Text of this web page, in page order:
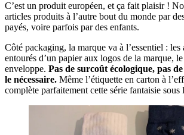
C’est un produit européen, et ça fait plaisir !
articles produits à l’autre bout du monde par
payés, voire parfois par des enfants.
Côté packaging, la marque va à l’essentiel :
entourés d’un papier aux logos de la marque,
enveloppe. Pas de surcoût écologique, pas
le nécessaire. Même l’étiquette en carton à
complète parfaitement cette série fantaisie